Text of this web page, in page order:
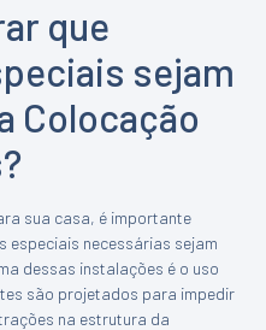
que
sejam
Colocação
sua casa, é importante
especiais necessárias sejam
dessas instalações é o uso
são projetados para impedir
na estrutura da